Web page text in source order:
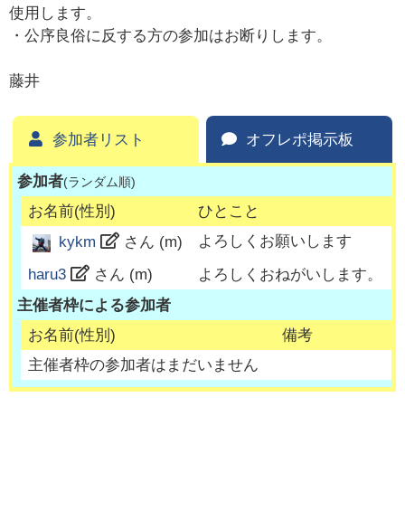
使用します。
・公序良俗に反する方の参加はお断りします。
藤井
参加者リスト オフレポ掲示板
参加者(ランダム順)
お名前(性別)
ひとこと
kykm
さん (m)
よろしくお願いします
haru3
さん (m)
よろしくおねがいします。
主催者枠による参加者
お名前(性別)
備考
主催者枠の参加者はまだいません